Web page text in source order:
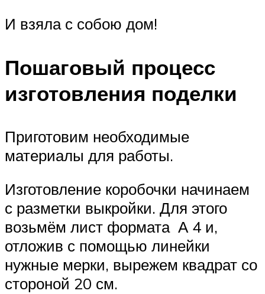
И взяла с собою дом!
Пошаговый процесс
изготовления поделки
Приготовим необходимые
материалы для работы.
Изготовление коробочки начинаем
с разметки выкройки. Для этого
возьмём лист формата А 4 и,
отложив с помощью линейки
нужные мерки, вырежем квадрат со
стороной 20 см.